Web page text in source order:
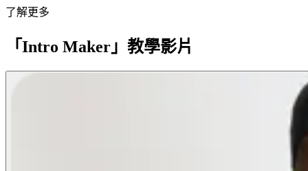
了解更多
「Intro Maker」教學影片